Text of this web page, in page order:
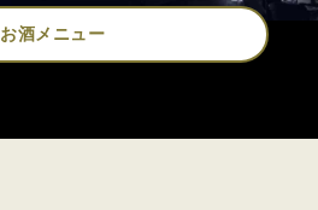
お酒メニュー